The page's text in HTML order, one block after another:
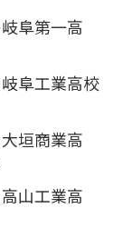
岐阜第一高
岐阜工業高校
大垣商業高
高山工業高